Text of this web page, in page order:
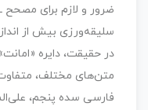
ضرور و لازم برای مصحح
سلیقه‌ورزی بیش از
در حقیقت، دایره
متن‌های مختلف،
فارسی سده پنجم،